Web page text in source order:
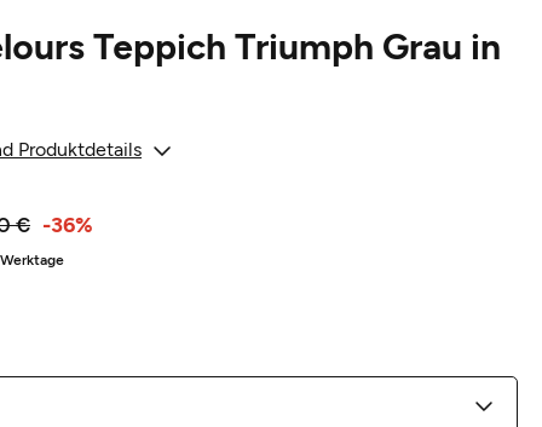
Teppich Triumph Grau in
Produktdetails
€ -36%